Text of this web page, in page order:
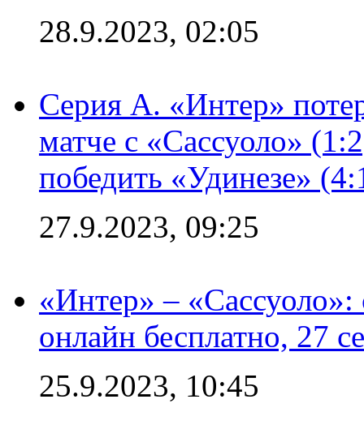
28.9.2023, 02:05
Серия А. «Интер»
матче с «Сассуоло»
победить «Удинезе»
27.9.2023, 09:25
«Интер» –
онлайн бесплатно, 27
25.9.2023, 10:45